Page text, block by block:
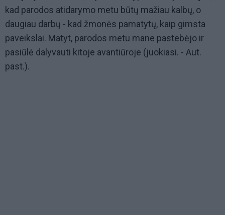
kad parodos atidarymo metu būtų mažiau kalbų, o
daugiau darbų - kad žmonės pamatytų, kaip gimsta
paveikslai. Matyt, parodos metu mane pastebėjo ir
pasiūlė dalyvauti kitoje avantiūroje (juokiasi. - Aut.
past.).